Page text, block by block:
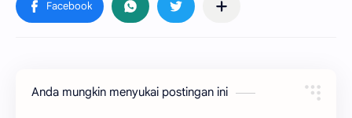
Anda mungkin menyukai postingan ini